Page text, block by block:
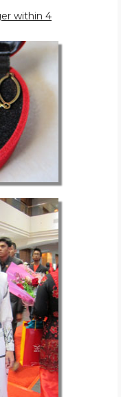
within 4